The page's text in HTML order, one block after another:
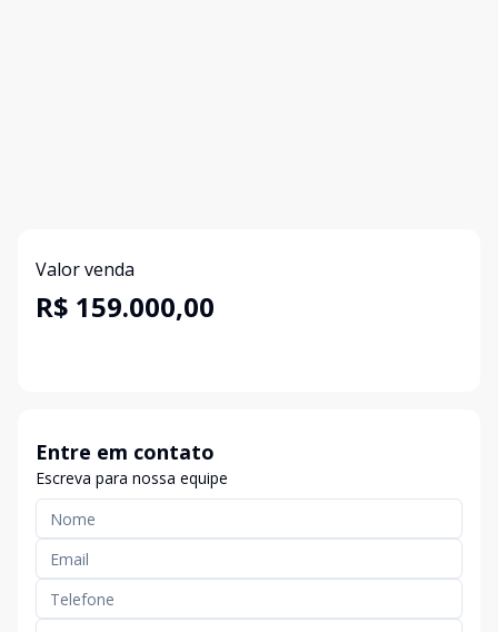
Valor venda
R$ 159.000,00
Entre em contato
Escreva para nossa equipe